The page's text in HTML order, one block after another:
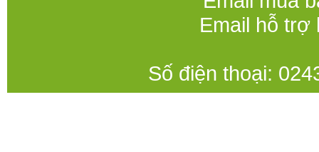
Email hỗ trợ
Số điện thoại: